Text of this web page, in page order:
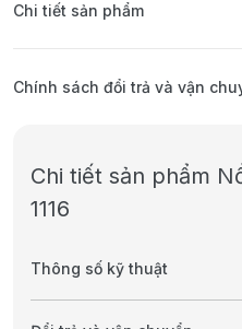
Chi tiết sản phẩm
Chính sách đổi trả và vận
Chi tiết sản phẩm
1116
Thông số kỹ thuật